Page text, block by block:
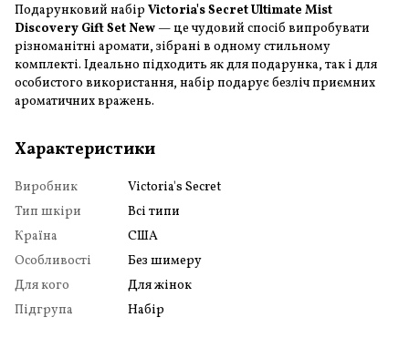
Подарунковий набір Victoria's Secret Ultimate Mist
Discovery Gift Set New — це чудовий спосіб випробувати
різноманітні аромати, зібрані в одному стильному
комплекті. Ідеально підходить як для подарунка, так і для
особистого використання, набір подарує безліч приємних
ароматичних вражень.
Характеристики
Виробник
Victoria's Secret
Тип шкіри
Всі типи
Країна
США
Особливості
Без шимеру
Для кого
Для жінок
Підгрупа
Набір